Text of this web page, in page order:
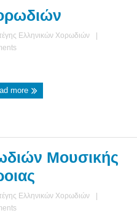
Ελληνικών Χορωδιών
|
more
Μουσικής
Ελληνικών Χορωδιών
|